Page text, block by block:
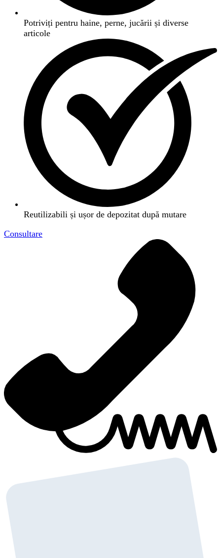
Potriviți pentru haine, perne, jucării și diverse
articole
Reutilizabili și ușor de depozitat după mutare
Consultare